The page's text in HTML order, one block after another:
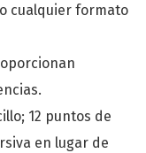
cualquier formato
12 puntos de
en lugar de